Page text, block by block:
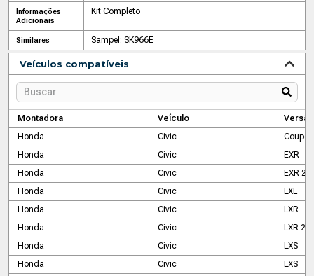
Informações
Adicionais
Kit Completo
Similares Sampel: SK966E
Veículos compatíveis
Montadora Veículo
Versão
Honda
Civic
Coupe
Honda
Civic
EXR
Honda
Civic
EXR
Honda
Civic
LXL
Honda
Civic
LXR
Honda
Civic
LXR
Honda
Civic
LXS
Honda
Civic
LXS